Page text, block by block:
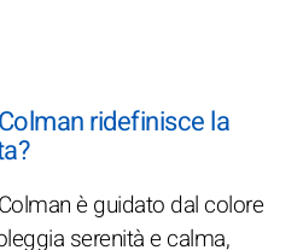
ridefinisce la
è guidato dal colore
serenità e calma,